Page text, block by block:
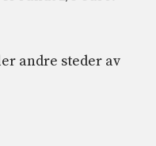
andre steder av